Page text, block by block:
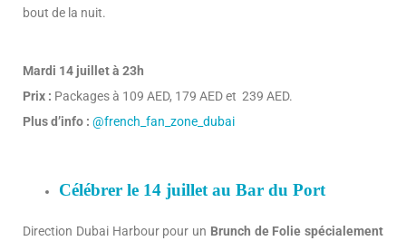
bout de la nuit.
Mardi 14 juillet à 23h
Prix : Packages à 109 AED, 179 AED et 239 AED.
Plus d’info : @french_fan_zone_dubai
Célébrer le 14 juillet au Bar du Port
Direction Dubai Harbour pour un Brunch de Folie spécialement